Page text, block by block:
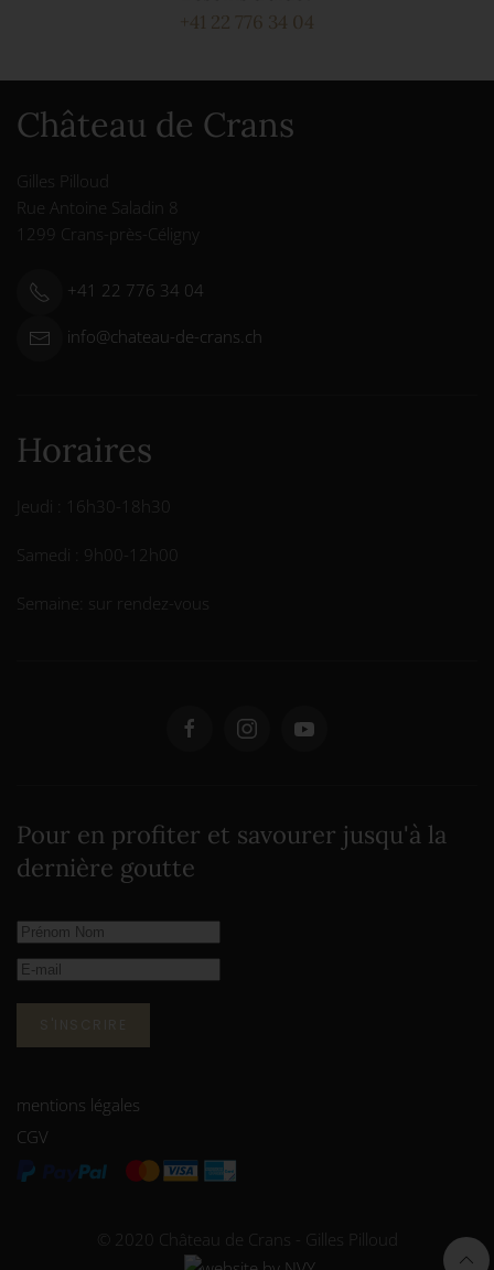
+41 22 776 34 04
Château de Crans
Gilles Pilloud
Rue Antoine Saladin 8
1299 Crans-près-Céligny
+41 22 776 34 04
info@chateau-de-crans.ch
Horaires
Jeudi : 16h30-18h30
Samedi : 9h00-12h00
Semaine: sur rendez-vous
Pour en profiter et savourer jusqu'à la
dernière goutte
mentions légales
CGV
© 2020 Château de Crans - Gilles Pilloud